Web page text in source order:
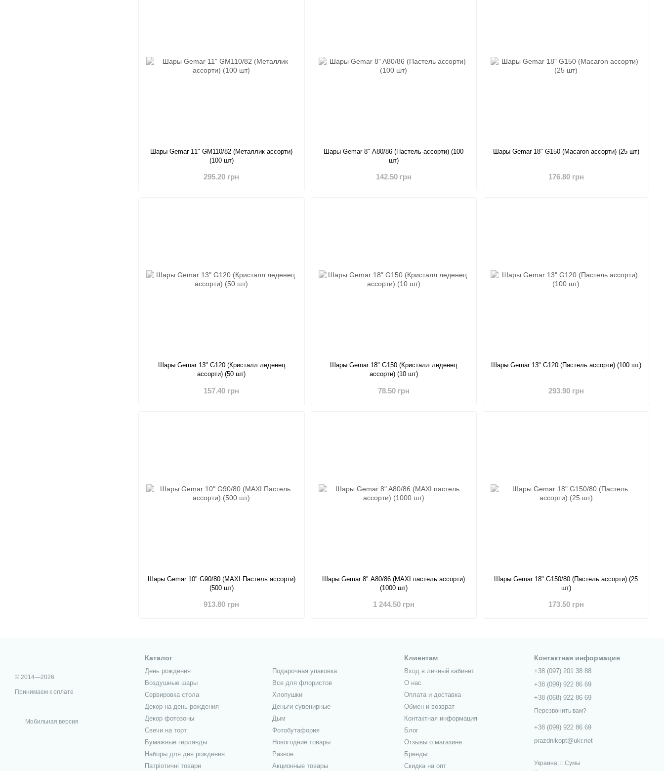
Шары Gemar 11" GM110/82 (Металлик ассорти)
(100 шт)
295.20 грн
Шары Gemar 8" A80/86 (Пастель ассорти) (100
шт)
142.50 грн
Шары Gemar 18" G150 (Macaron ассорти) (25 шт)
176.80 грн
Шары Gemar 13" G120 (Кристалл леденец
ассорти) (50 шт)
157.40 грн
Шары Gemar 18" G150 (Кристалл леденец
ассорти) (10 шт)
78.50 грн
Шары Gemar 13" G120 (Пастель ассорти) (100 шт)
293.90 грн
Шары Gemar 10" G90/80 (MAXI Пастель ассорти)
(500 шт)
913.80 грн
Шары Gemar 8" A80/86 (MAXI пастель ассорти)
(1000 шт)
1 244.50 грн
Шары Gemar 18" G150/80 (Пастель ассорти) (25
шт)
173.50 грн
© 2014—2026
Принимаем к оплате
Мобильная версия
Каталог
День рождения
Воздушные шары
Сервировка стола
Декор на день рождения
Декор фотозоны
Свечи на торт
Бумажные гирлянды
Наборы для дня рождения
Патріотичні товари
Подарочная упаковка
Все для флористов
Хлопушки
Деньги сувенирные
Дым
Фотобутафория
Новогодние товары
Разное
Акционные товары
Клиентам
Вход в личный кабинет
О нас
Оплата и доставка
Обмен и возврат
Контактная информация
Блог
Отзывы о магазине
Бренды
Скидка на опт
Контактная информация
+38 (097) 201 38 88
+38 (099) 922 86 69
+38 (068) 922 86 69
Перезвонить вам?
+38 (099) 922 86 69
prazdnikopt@ukr.net
Украина, г. Сумы